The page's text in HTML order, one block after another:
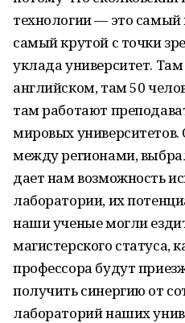
технологии — это
самый крутой с точки
уклада университет.
английском, там 50
там работают
мировых
между регионами,
дает нам возможность
лаборатории, их
наши ученые могли
магистерского статуса,
профессора будут
получить синергию от
лабораторий наших